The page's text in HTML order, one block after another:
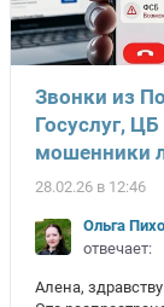
Звонки из
Госуслуг,
мошенники
28.02.26 в 12:46
Ольга
отвечает:
Алена,